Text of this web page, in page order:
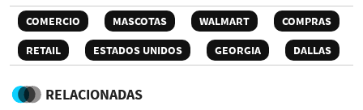
COMERCIO MASCOTAS WALMART
COMPRAS
RETAIL
ESTADOS UNIDOS GEORGIA DALLAS
RELACIONADAS